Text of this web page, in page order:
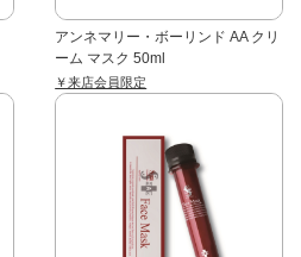
アンネマリー・ボーリンド AA クリ
ーム マスク 50ml
￥来店会員限定